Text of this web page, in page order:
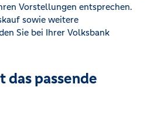
Vorstellungen entsprechen.
sowie weitere
Sie bei Ihrer Volksbank
das passende